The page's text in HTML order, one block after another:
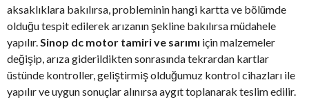
aksaklıklara bakılırsa, probleminin hangi kartta ve bölümde
olduğu tespit edilerek arızanın şekline bakılırsa müdahele
yapılır. Sinop dc motor tamiri ve sarımı için malzemeler
değişip, arıza giderildikten sonrasında tekrardan kartlar
üstünde kontroller, geliştirmiş olduğumuz kontrol cihazları ile
yapılır ve uygun sonuçlar alınırsa aygıt toplanarak teslim edilir.